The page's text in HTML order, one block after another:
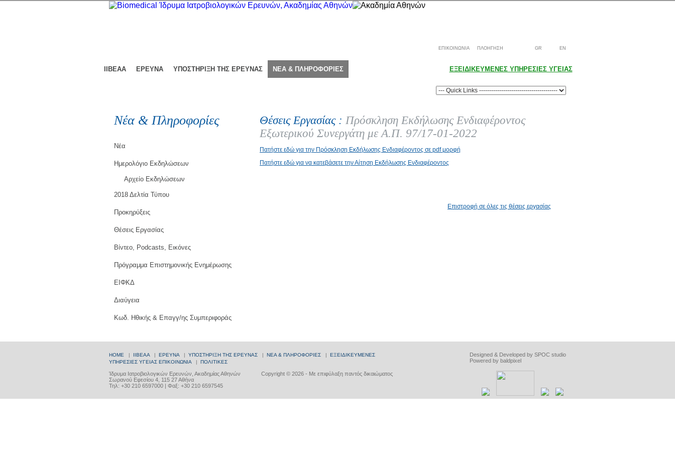
ΕΠΙΚΟΙΝΩΝΙΑ ΠΛΟΗΓΗΣΗ GR EN
ΙΙΒΕΑΑ ΕΡΕΥΝΑ ΥΠΟΣΤΗΡΙΞΗ ΤΗΣ ΕΡΕΥΝΑΣ ΝΕΑ & ΠΛΗΡΟΦΟΡΙΕΣ ΕΞΕΙΔΙΚΕΥΜΕΝΕΣ ΥΠΗΡΕΣΙΕΣ ΥΓΕΙΑΣ
Νέα & Πληροφορίες
Νέα
Ημερολόγιο Εκδηλώσεων
Αρχείο Εκδηλώσεων
2018 Δελτία Τύπου
Προκηρύξεις
Θέσεις Εργασίας
Βίντεο, Podcasts, Εικόνες
Πρόγραμμα Επιστημονικής Ενημέρωσης
ΕΙΦΚΔ
Διαύγεια
Κωδ. Ηθικής & Επαγγ/ης Συμπεριφοράς
Θέσεις Εργασίας : Πρόσκληση Εκδήλωσης Ενδιαφέροντος
Εξωτερικού Συνεργάτη με Α.Π. 97/17-01-2022
Πατήστε εδώ για την Πρόσκληση Εκδήλωσης Ενδιαφέροντος σε pdf μορφή
Πατήστε εδώ για να κατεβάσετε την Αίτηση Εκδήλωσης Ενδιαφέροντος
Επιστροφή σε όλες τις θέσεις εργασίας
Designed & Developed by SPOC studio
Powered by baldpixel
HOME | ΙΙΒΕΑΑ | ΕΡΕΥΝΑ | ΥΠΟΣΤΗΡΙΞΗ ΤΗΣ ΕΡΕΥΝΑΣ | ΝΕΑ & ΠΛΗΡΟΦΟΡΙΕΣ | ΕΞΕΙΔΙΚΕΥΜΕΝΕΣ
ΥΠΗΡΕΣΙΕΣ ΥΓΕΙΑΣ ΕΠΙΚΟΙΝΩΝΙΑ | ΠΟΛΙΤΙΚΕΣ
Copyright © 2026 - Με επιφύλαξη παντός δικαιώματος
Ίδρυμα Ιατροβιολογικών Ερευνών, Ακαδημίας Αθηνών
Σωρανού Εφεσίου 4, 115 27 Αθήνα
Τηλ: +30 210 6597000 | Φαξ: +30 210 6597545